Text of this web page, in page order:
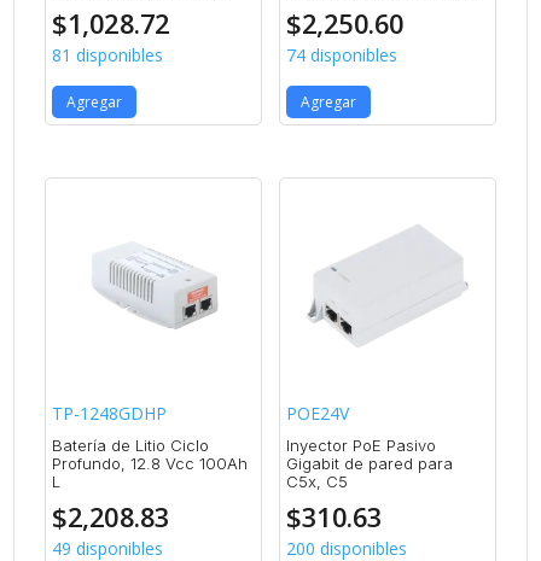
$1,028.72
81 disponibles
Agregar
$2,250.60
74 disponibles
Agregar
TP-1248GDHP
Batería de Litio Ciclo
Profundo, 12.8 Vcc 100Ah
L
$2,208.83
49 disponibles
POE24V
Inyector PoE Pasivo
Gigabit de pared para
C5x, C5
$310.63
200 disponibles